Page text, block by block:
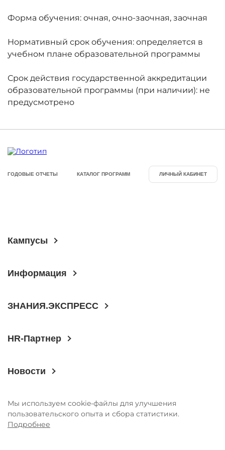
История
Команда
Награды
УНИВЕРмаг
Сведения об образовательной
организации
обучения России
Контакты
Щербинка
Владивосток
Форма обучения: очная, очно-заочная, заочная
Нормативный срок обучения: определяется в
учебном плане образовательной программы
Срок действия государственной аккредитации
образовательной программы (при наличии): не
предусмотрено
ГОДОВЫЕ ОТЧЕТЫ КАТАЛОГ ПРОГРАММ ЛИЧНЫЙ КАБИНЕТ
Кампусы
Информация
ЗНАНИЯ.ЭКСПРЕСС
HR-Партнер
Новости
Мы используем cookie-файлы для улучшения
пользовательского опыта и сбора статистики.
Подробнее